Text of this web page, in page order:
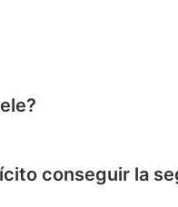
conseguir la